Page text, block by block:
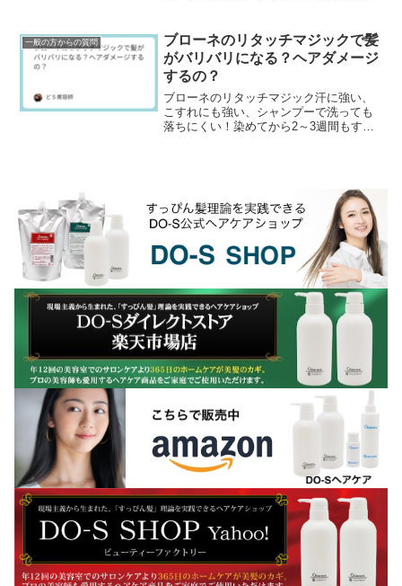
で理美容室ではそうい...
一般の方からの質問
ブローネのリタッチマジックで髪
がバリバリになる？ヘアダメージ
するの？
ブローネのリタッチマジック汗に強い、
こすれにも強い、シャンプーで洗っても
落ちにくい！染めてから2～3週間もする